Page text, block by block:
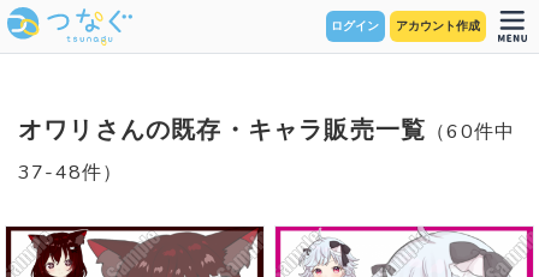
ログイン アカウント作成
オワリさんの既存・キャラ販売一覧 （60件中
37-48件）